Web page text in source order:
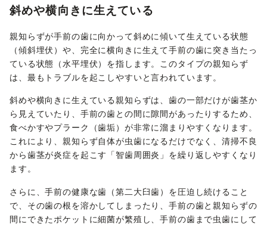
斜めや横向きに生えている
親知らずが手前の歯に向かって斜めに傾いて生えている状態
（傾斜埋伏）や、完全に横向きに生えて手前の歯に突き当たっ
ている状態（水平埋伏）を指します。このタイプの親知らず
は、最もトラブルを起こしやすいと言われています。
斜めや横向きに生えている親知らずは、歯の一部だけが歯茎か
ら見えていたり、手前の歯との間に隙間があったりするため、
食べかすやプラーク（歯垢）が非常に溜まりやすくなります。
これにより、親知らず自体が虫歯になるだけでなく、清掃不良
から歯茎が炎症を起こす「智歯周囲炎」を繰り返しやすくなり
ます。
さらに、手前の健康な歯（第二大臼歯）を圧迫し続けること
で、その歯の根を溶かしてしまったり、手前の歯と親知らずの
間にできたポケットに細菌が繁殖し、手前の歯まで虫歯にして